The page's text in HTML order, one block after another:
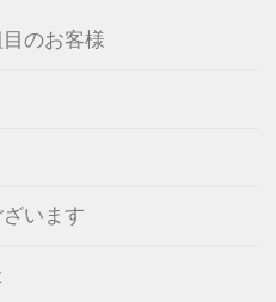
のお客様
います